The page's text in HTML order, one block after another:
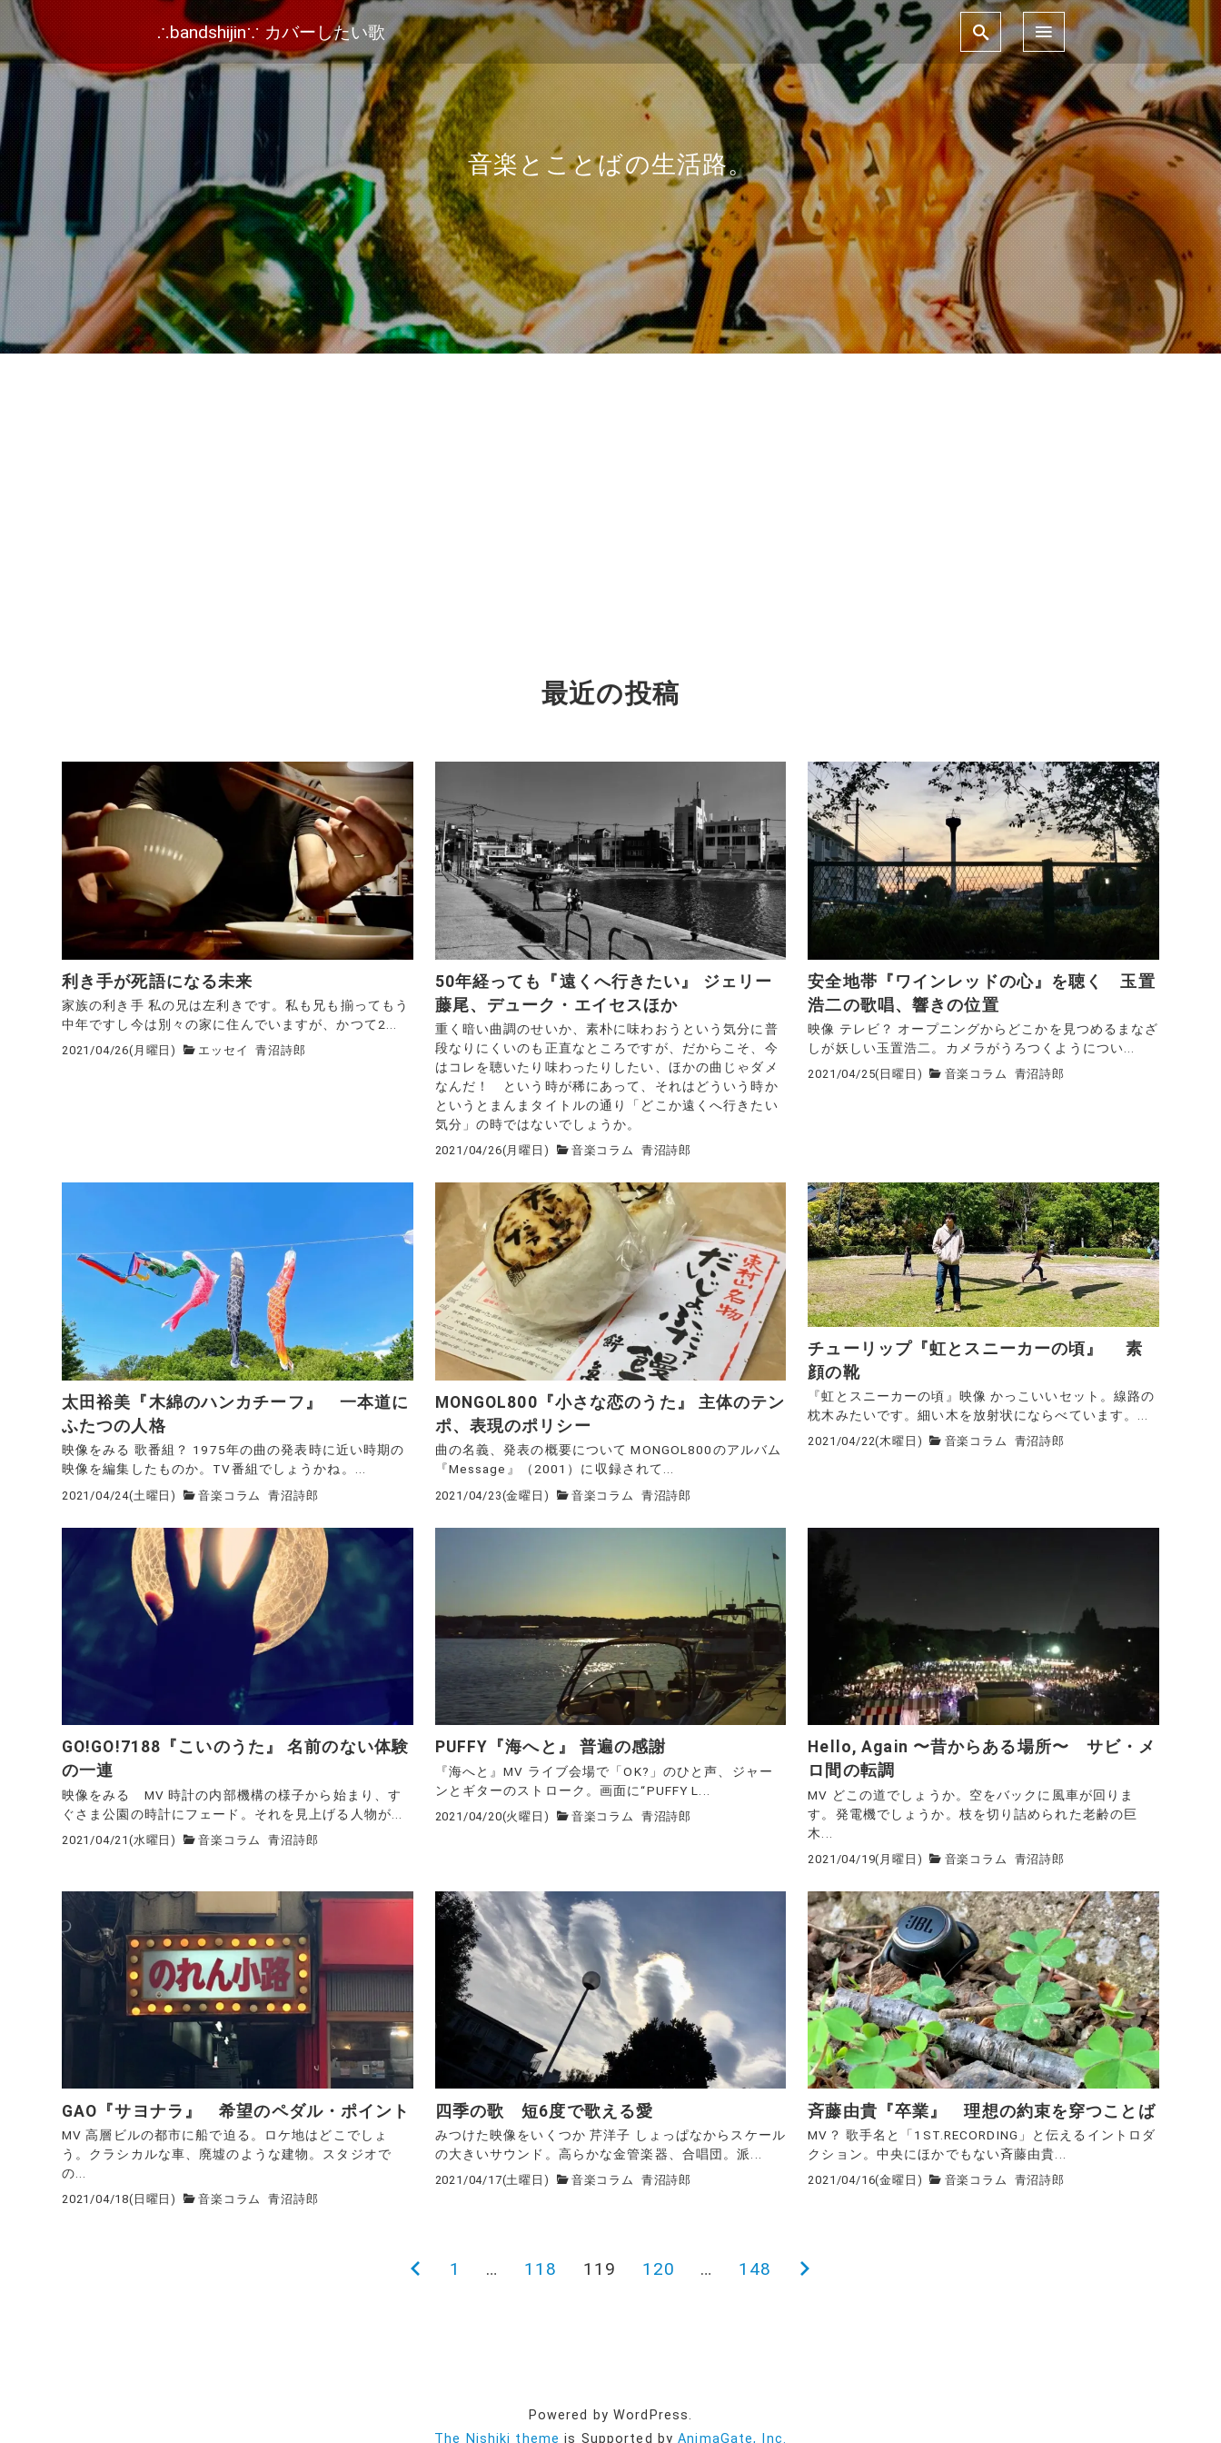
∴bandshijin∵ カバーしたい歌
音楽とことばの生活路。
最近の投稿
利き手が死語になる未来
家族の利き手 私の兄は左利きです。私も兄も揃ってもう
中年ですし今は別々の家に住んでいますが、かつて2...
2021/04/26(月曜日) エッセイ 青沼詩郎
50年経っても『遠くへ行きたい』 ジェリー
藤尾、デューク・エイセスほか
重く暗い曲調のせいか、素朴に味わおうという気分に普
段なりにくいのも正直なところですが、だからこそ、今
はコレを聴いたり味わったりしたい、ほかの曲じゃダメ
なんだ！ という時が稀にあって、それはどういう時か
というとまんまタイトルの通り「どこか遠くへ行きたい
気分」の時ではないでしょうか。
2021/04/26(月曜日) 音楽コラム 青沼詩郎
安全地帯『ワインレッドの心』を聴く 玉置
浩二の歌唱、響きの位置
映像 テレビ？ オープニングからどこかを見つめるまなざ
しが妖しい玉置浩二。カメラがうろつくようについ...
2021/04/25(日曜日) 音楽コラム 青沼詩郎
太田裕美『木綿のハンカチーフ』 一本道に
ふたつの人格
映像をみる 歌番組？ 1975年の曲の発表時に近い時期の
映像を編集したものか。TV番組でしょうかね。...
2021/04/24(土曜日) 音楽コラム 青沼詩郎
MONGOL800『小さな恋のうた』 主体のテン
ポ、表現のポリシー
曲の名義、発表の概要について MONGOL800のアルバム
『Message』（2001）に収録されて...
2021/04/23(金曜日) 音楽コラム 青沼詩郎
チューリップ『虹とスニーカーの頃』 素
顔の靴
『虹とスニーカーの頃』映像 かっこいいセット。線路の
枕木みたいです。細い木を放射状にならべています。...
2021/04/22(木曜日) 音楽コラム 青沼詩郎
GO!GO!7188『こいのうた』 名前のない体験
の一連
映像をみる MV 時計の内部機構の様子から始まり、す
ぐさま公園の時計にフェード。それを見上げる人物が...
2021/04/21(水曜日) 音楽コラム 青沼詩郎
PUFFY『海へと』 普遍の感謝
『海へと』MV ライブ会場で「OK?」のひと声、ジャー
ンとギターのストローク。画面に“PUFFY L...
2021/04/20(火曜日) 音楽コラム 青沼詩郎
Hello, Again 〜昔からある場所〜 サビ・メ
ロ間の転調
MV どこの道でしょうか。空をバックに風車が回りま
す。発電機でしょうか。枝を切り詰められた老齢の巨
木...
2021/04/19(月曜日) 音楽コラム 青沼詩郎
GAO『サヨナラ』 希望のペダル・ポイント
MV 高層ビルの都市に船で迫る。ロケ地はどこでしょ
う。クラシカルな車、廃墟のような建物。スタジオで
の...
2021/04/18(日曜日) 音楽コラム 青沼詩郎
四季の歌 短6度で歌える愛
みつけた映像をいくつか 芹洋子 しょっぱなからスケール
の大きいサウンド。高らかな金管楽器、合唱団。派...
2021/04/17(土曜日) 音楽コラム 青沼詩郎
斉藤由貴『卒業』 理想の約束を穿つことば
MV？ 歌手名と「1ST.RECORDING」と伝えるイントロダ
クション。中央にほかでもない斉藤由貴...
2021/04/16(金曜日) 音楽コラム 青沼詩郎
前1 … 118 119 120 … 148
次
Powered by WordPress.
The Nishiki theme is Supported byAnimaGate, Inc.